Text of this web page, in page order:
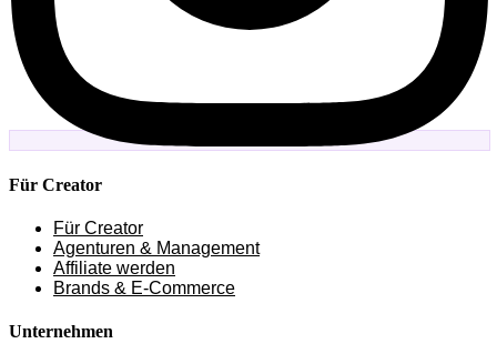
Für Creator
Für Creator
Agenturen & Management
Affiliate werden
Brands & E-Commerce
Unternehmen